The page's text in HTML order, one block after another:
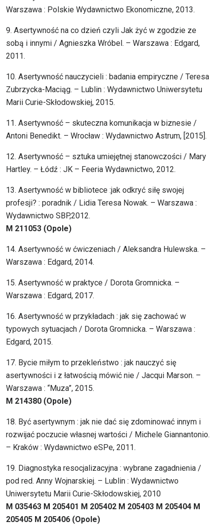
Warszawa : Polskie Wydawnictwo Ekonomiczne, 2013.
9. Asertywność na co dzień czyli Jak żyć w zgodzie ze
sobą i innymi / Agnieszka Wróbel. – Warszawa : Edgard,
2011.
10. Asertywność nauczycieli : badania empiryczne / Teresa
Zubrzycka-Maciąg. – Lublin : Wydawnictwo Uniwersytetu
Marii Curie-Skłodowskiej, 2015.
11. Asertywność – skuteczna komunikacja w biznesie /
Antoni Benedikt. – Wrocław : Wydawnictwo Astrum, [2015].
12. Asertywność – sztuka umiejętnej stanowczości / Mary
Hartley. – Łódź : JK – Feeria Wydawnictwo, 2012.
13. Asertywność w bibliotece :jak odkryć siłę swojej
profesji? : poradnik / Lidia Teresa Nowak. – Warszawa :
Wydawnictwo SBP,2012.
M 211053 (Opole)
14. Asertywność w ćwiczeniach / Aleksandra Hulewska. –
Warszawa : Edgard, 2014.
15. Asertywność w praktyce / Dorota Gromnicka. –
Warszawa : Edgard, 2017.
16. Asertywność w przykładach : jak się zachować w
typowych sytuacjach / Dorota Gromnicka. – Warszawa :
Edgard, 2015.
17. Bycie miłym to przekleństwo : jak nauczyć się
asertywności i z łatwością mówić nie / Jacqui Marson. –
Warszawa : “Muza”, 2015.
M 214380 (Opole)
18. Być asertywnym : jak nie dać się zdominować innym i
rozwijać poczucie własnej wartości / Michele Giannantonio.
– Kraków : Wydawnictwo eSPe, 2011.
19. Diagnostyka resocjalizacyjna : wybrane zagadnienia /
pod red. Anny Wojnarskiej. – Lublin : Wydawnictwo
Uniwersytetu Marii Curie-Skłodowskiej, 2010
M 035463 M 205401 M 205402 M 205403 M 205404 M
205405 M 205406 (Opole)